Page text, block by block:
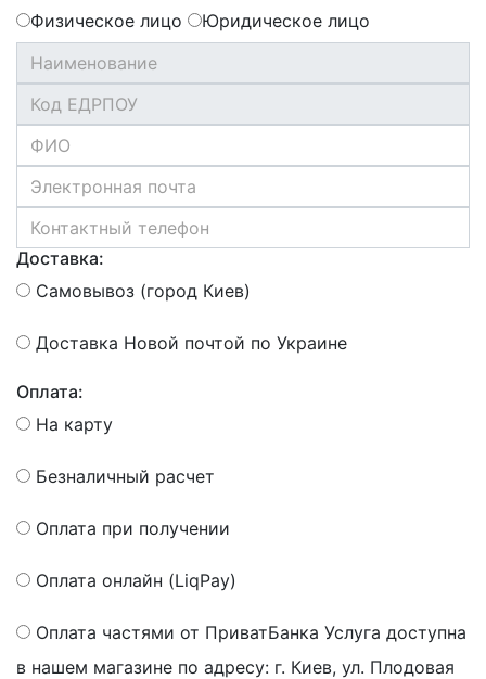
Физическое лицо
Юридическое лицо
Доставка:
Самовывоз (город Киев)
Доставка Новой почтой по Украине
Оплата:
На карту
Безналичный расчет
Оплата при получении
Оплата онлайн (LiqPay)
Оплата частями от ПриватБанка Услуга доступна
в нашем магазине по адресу: г. Киев, ул. Плодовая